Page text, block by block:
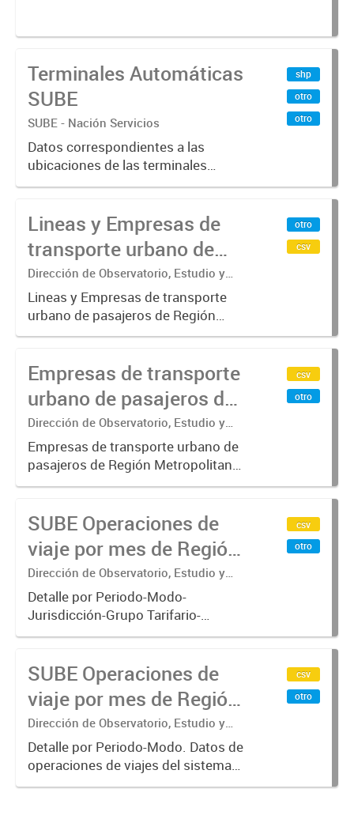
Terminales Automáticas
SUBE
SUBE - Nación Servicios
Datos correspondientes a las
ubicaciones de las terminales
automáticas de auto servicio (TAS)
vigentes al 01/10/2019.-
shp
otro
otro
Lineas y Empresas de
transporte urbano de
pasajeros de Región
Metropolitana de
Buenos Aires - SUBE
Dirección de Observatorio, Estudio y
Sistemas – Ministerio de Transporte
Lineas y Empresas de transporte
urbano de pasajeros de Región
Metropolitana de Buenos Aires
metro y colectivos. Empresas que
operan con SUBE .-
otro
csv
Empresas de transporte
urbano de pasajeros de
Región Metropolitana de
Buenos Aires - SUBE
Dirección de Observatorio, Estudio y
Sistemas – Ministerio de Transporte
Empresas de transporte urbano de
pasajeros de Región Metropolitana
de Buenos Aires incluyendo trenes,
Empresas que operan con
SUBE_x000D_ .-
csv
otro
SUBE Operaciones de
viaje por mes de Región
Metropolitana de
Buenos Aires, agregado
Dirección de Observatorio, Estudio y
Sistemas – Ministerio de Transporte
Detalle por Periodo-Modo-
Jurisdicción-Grupo Tarifario-
Empresa-Línea. Datos de
único de boleto electrónico(SUBE)
para el periodo registrado desde
01/01/2013 hasta...
csv
otro
SUBE Operaciones de
viaje por mes de Región
Metropolitana de
Buenos Aires, agregado
por Periodo-Modo
Dirección de Observatorio, Estudio y
Sistemas – Ministerio de Transporte
Detalle por Periodo-Modo. Datos de
operaciones de viajes del sistema
único de boleto electrónico(SUBE)
csv
otro